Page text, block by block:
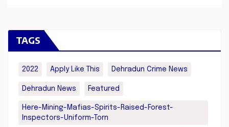
TAGS
2022 Apply Like This Dehradun Crime News
Dehradun News Featured
Here-Mining-Mafias-Spirits-Raised-Forest-
Inspectors-Uniform-Torn